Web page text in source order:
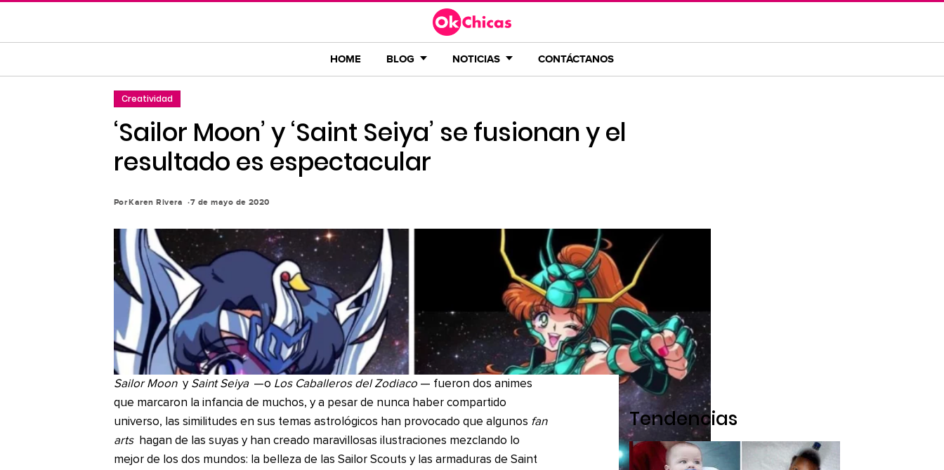
contenido
HOME BLOG NOTICIAS CONTÁCTANOS
Creatividad
‘Sailor Moon’ y ‘Saint Seiya’ se fusionan y el
resultado es espectacular
PorKaren Rivera 7 de mayo de 2020
Sailor Moon y Saint Seiya —o Los Caballeros del Zodiaco — fueron dos animes
que marcaron la infancia de muchos, y a pesar de nunca haber compartido
universo, las similitudes en sus temas astrológicos han provocado que algunos fan
arts
hagan de las suyas y han creado maravillosas ilustraciones mezclando lo
mejor de los dos mundos: la belleza de las Sailor Scouts y las armaduras de Saint
Tendencias